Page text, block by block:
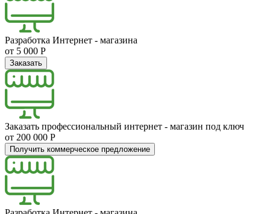
Разработка Интернет - магазина
от 5 000 Р
Заказать
Заказать профессиональный интернет - магазин под ключ
от 200 000 Р
Получить коммерческое предложение